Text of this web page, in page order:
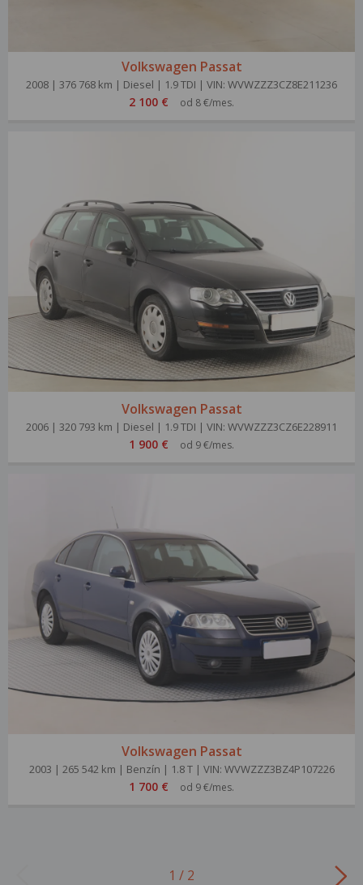
Volkswagen Passat
2008 | 376 768 km | Diesel | 1.9 TDI | VIN: WVWZZZ3CZ8E211236
2 100 € od 8 €/mes.
Volkswagen Passat
2006 | 320 793 km | Diesel | 1.9 TDI | VIN: WVWZZZ3CZ6E228911
1 900 € od 9 €/mes.
Volkswagen Passat
2003 | 265 542 km | Benzín | 1.8 T | VIN: WVWZZZ3BZ4P107226
1 700 € od 9 €/mes.
1 / 2